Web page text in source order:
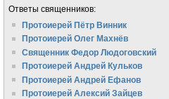
Ответы священников:
Протоиерей Пётр Винник
Протоиерей Олег Махнёв
Священник Федор Людоговский
Протоиерей Андрей Кульков
Протоиерей Андрей Ефанов
Протоиерей Алексий Зайцев